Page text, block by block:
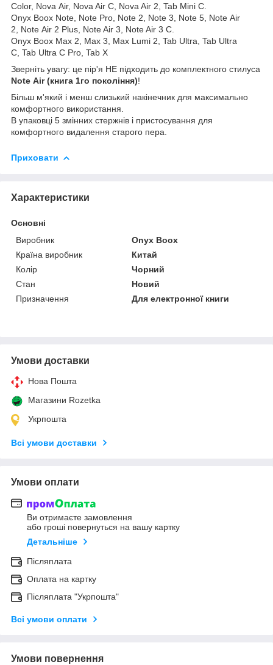
Color, Nova Air, Nova Air С, Nova Air 2, Tab Mini C.
Onyx Boox Note, Note Pro, Note 2, Note 3, Note 5, Note Air
2, Note Air 2 Plus, Note Air 3, Note Air 3 C.
Onyx Boox Max 2, Max 3, Max Lumi 2, Tab Ultra, Tab Ultra
C, Tab Ultra C Pro, Tab X
Зверніть увагу: це пір'я НЕ підходить до комплектного стилуса
Note Air (книга 1го покоління)!
Більш м'який і менш слизький накінечник для максимально
комфортного використання.
В упаковці 5 змінних стержнів і пристосування для
комфортного видалення старого пера.
Приховати
Характеристики
Основні
Виробник
Onyx Boox
Країна виробник
Китай
Колір
Чорний
Стан
Новий
Призначення
Для електронної книги
Умови доставки
Нова Пошта
Магазини Rozetka
Укрпошта
Всі умови доставки
Умови оплати
Ви отримаєте замовлення
або гроші повернуться на вашу картку
Детальніше
Післяплата
Оплата на картку
Післяплата "Укрпошта"
Всі умови оплати
Умови повернення